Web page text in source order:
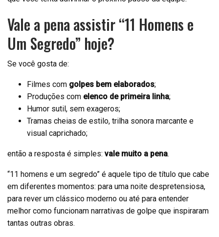
Vale a pena assistir “11 Homens e
Um Segredo” hoje?
Se você gosta de:
Filmes com golpes bem elaborados;
Produções com elenco de primeira linha;
Humor sutil, sem exageros;
Tramas cheias de estilo, trilha sonora marcante e
visual caprichado;
então a resposta é simples: vale muito a pena.
“11 homens e um segredo” é aquele tipo de título que cabe
em diferentes momentos: para uma noite despretensiosa,
para rever um clássico moderno ou até para entender
melhor como funcionam narrativas de golpe que inspiraram
tantas outras obras.